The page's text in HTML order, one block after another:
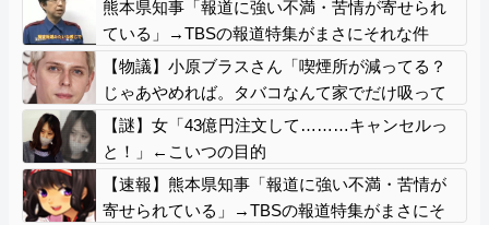
熊本県知事「報道に強い不満・苦情が寄せられ
ている」→TBSの報道特集がまさにそれな件
【物議】小原ブラスさん「喫煙所が減ってる？
じゃあやめれば。タバコなんて家でだけ吸って
ればいい」
【謎】女「43億円注文して………キャンセルっ
と！」←こいつの目的
【速報】熊本県知事「報道に強い不満・苦情が
寄せられている」→TBSの報道特集がまさにそ